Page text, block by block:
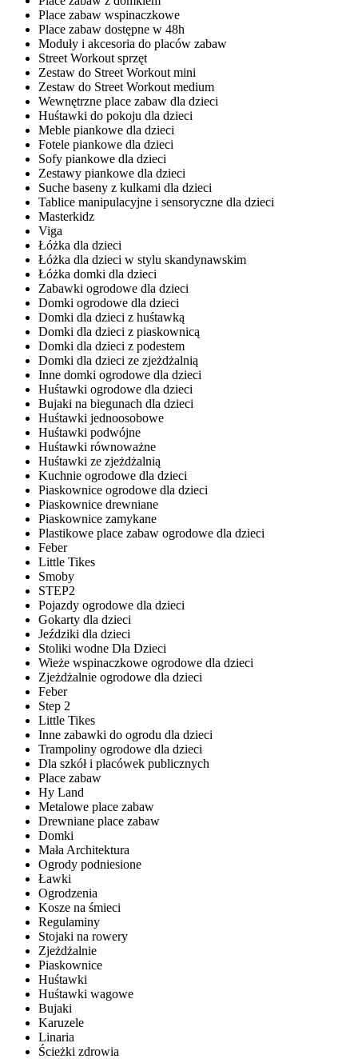
Place zabaw wspinaczkowe
Place zabaw dostępne w 48h
Moduły i akcesoria do placów zabaw
Street Workout sprzęt
Zestaw do Street Workout mini
Zestaw do Street Workout medium
Wewnętrzne place zabaw dla dzieci
Huśtawki do pokoju dla dzieci
Meble piankowe dla dzieci
Fotele piankowe dla dzieci
Sofy piankowe dla dzieci
Zestawy piankowe dla dzieci
Suche baseny z kulkami dla dzieci
Tablice manipulacyjne i sensoryczne dla dzieci
Masterkidz
Viga
Łóżka dla dzieci
Łóżka dla dzieci w stylu skandynawskim
Łóżka domki dla dzieci
Zabawki ogrodowe dla dzieci
Domki ogrodowe dla dzieci
Domki dla dzieci z huśtawką
Domki dla dzieci z piaskownicą
Domki dla dzieci z podestem
Domki dla dzieci ze zjeżdżalnią
Inne domki ogrodowe dla dzieci
Huśtawki ogrodowe dla dzieci
Bujaki na biegunach dla dzieci
Huśtawki jednoosobowe
Huśtawki podwójne
Huśtawki równoważne
Huśtawki ze zjeżdżalnią
Kuchnie ogrodowe dla dzieci
Piaskownice ogrodowe dla dzieci
Piaskownice drewniane
Piaskownice zamykane
Plastikowe place zabaw ogrodowe dla dzieci
Feber
Little Tikes
Smoby
STEP2
Pojazdy ogrodowe dla dzieci
Gokarty dla dzieci
Jeździki dla dzieci
Stoliki wodne Dla Dzieci
Wieże wspinaczkowe ogrodowe dla dzieci
Zjeżdżalnie ogrodowe dla dzieci
Feber
Step 2
Little Tikes
Inne zabawki do ogrodu dla dzieci
Trampoliny ogrodowe dla dzieci
Dla szkół i placówek publicznych
Place zabaw
Hy Land
Metalowe place zabaw
Drewniane place zabaw
Domki
Mała Architektura
Ogrody podniesione
Ławki
Ogrodzenia
Kosze na śmieci
Regulaminy
Stojaki na rowery
Zjeżdżalnie
Piaskownice
Huśtawki
Huśtawki wagowe
Bujaki
Karuzele
Linaria
Ścieżki zdrowia